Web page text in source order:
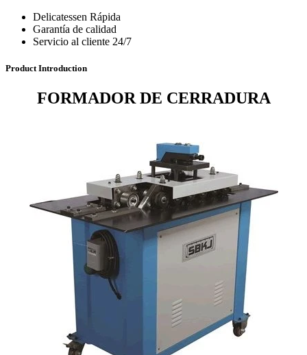
Delicatessen Rápida
Garantía de calidad
Servicio al cliente 24/7
Product Introduction
FORMADOR DE CERRADURA